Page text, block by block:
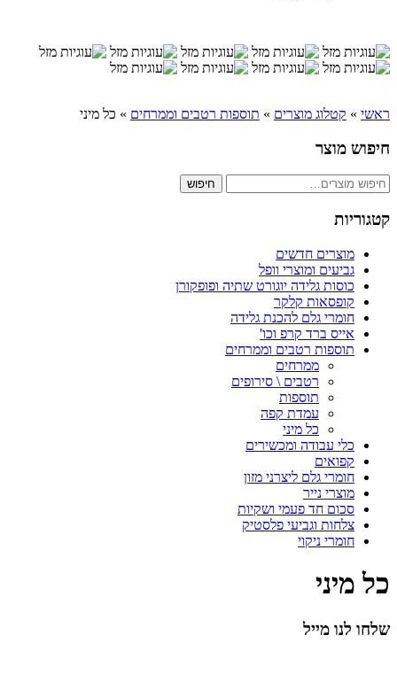
ראשי » קטלוג מוצרים » תוספות רטבים וממרחים » כל מיני
חיפוש מוצר
חיפוש
עבור:
חיפוש
קטגוריות
מוצרים חדשים
גביעים ומוצרי וופל
כוסות גלידה יוגורט שתיה ופופקורן
קופסאות קלקר
חומרי גלם להכנת גלידה
אייס ברד קרפ וכו'
תוספות רטבים וממרחים
ממרחים
רטבים \ סירופים
תוספות
עמדת קפה
כל מיני
כלי עבודה ומכשירים
קפואים
חומרי גלם ליצרני מזון
מוצרי נייר
סכום חד פעמי ושקיות
צלחות וגביעי פלסטיק
חומרי ניקוי
כל מיני
שלחו לנו מייל